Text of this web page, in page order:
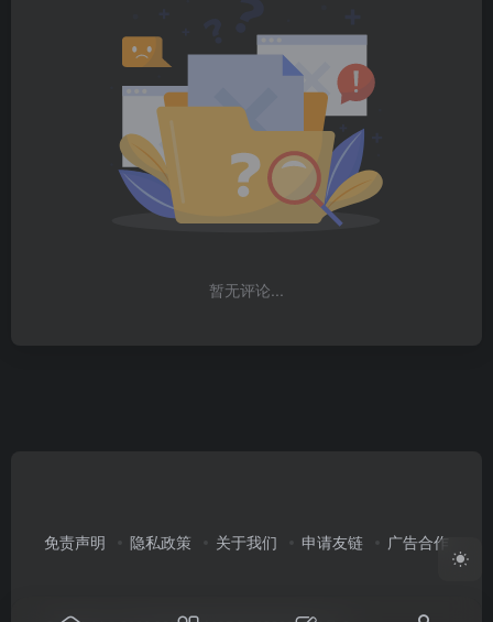
暂无评论...
免责声明 隐私政策 关于我们 申请友链 广告合作